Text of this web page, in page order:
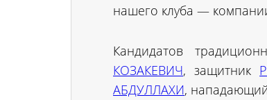
нашего клуба —
Кандидатов
КОЗАКЕВИЧ, защитник
АБДУЛЛАХИ,